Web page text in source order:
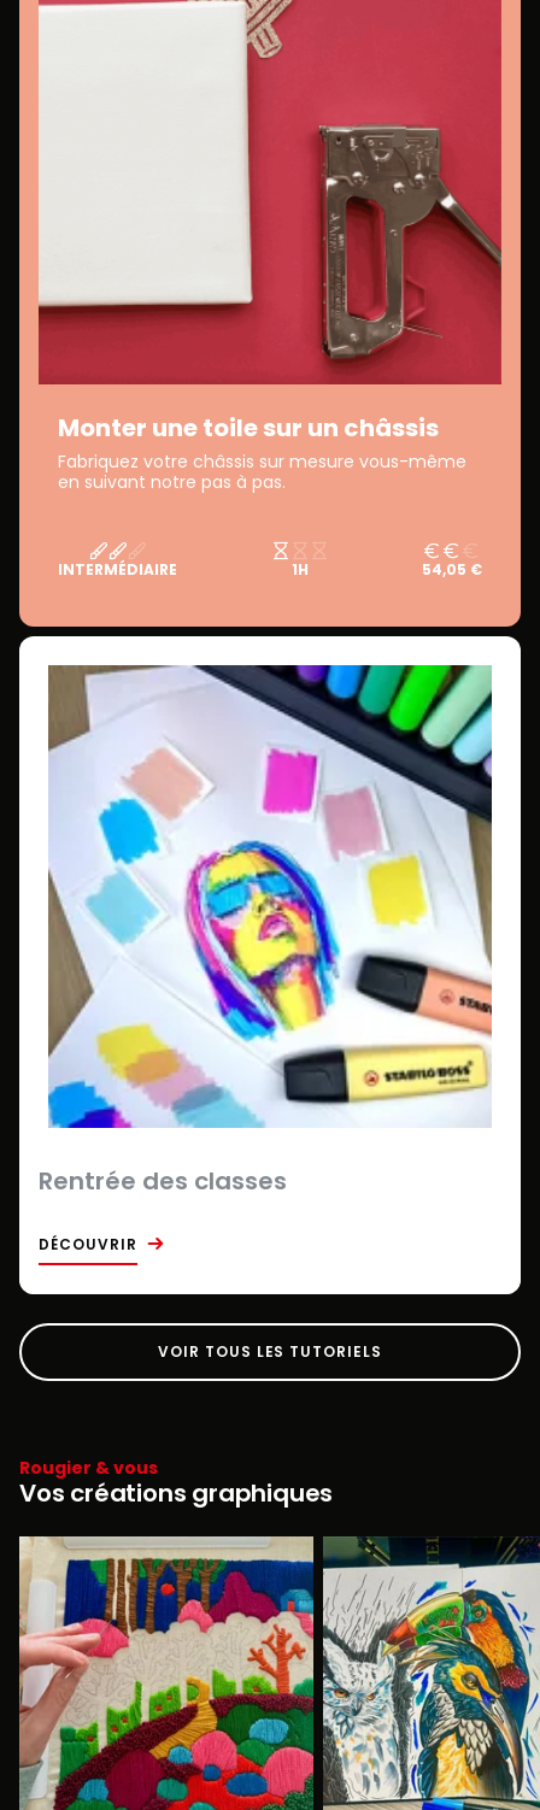
Monter une toile sur un châssis
Fabriquez votre châssis sur mesure vous-même
en suivant notre pas à pas.
INTERMÉDIAIRE 1H 54,05 €
Rentrée des classes
DÉCOUVRIR
VOIR TOUS LES TUTORIELS
Rougier & vous
Vos créations graphiques